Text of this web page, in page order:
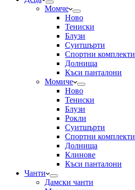
Момче
Ново
Тениски
Блузи
Суитшърти
Спортни комплекти
Долнища
Къси панталони
Момиче
Ново
Тениски
Блузи
Рокли
Суитшърти
Спортни комплекти
Долнища
Клинове
Къси панталони
Чанти
Дамски чанти